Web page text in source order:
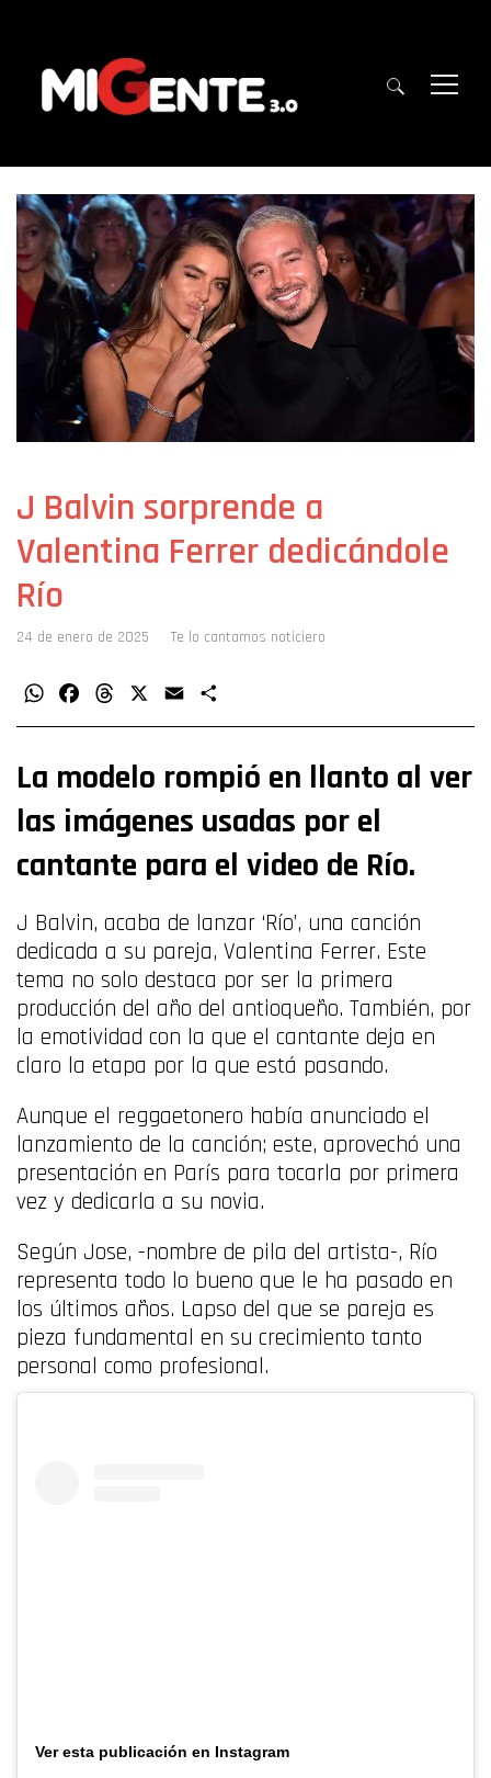
J Balvin sorprende a
Valentina Ferrer dedicándole
Río
24 de enero de 2025 Te lo cantamos noticiero
WhatsAppFacebookThreads Email
La modelo rompió en llanto al ver
las imágenes usadas por el
cantante para el video de Río.
J Balvin, acaba de lanzar ‘Río’, una canción
dedicada a su pareja, Valentina Ferrer. Este
tema no solo destaca por ser la primera
producción del año del antioqueño. También, por
la emotividad con la que el cantante deja en
claro la etapa por la que está pasando.
Aunque el reggaetonero había anunciado el
lanzamiento de la canción; este, aprovechó una
presentación en París para tocarla por primera
vez y dedicarla a su novia.
Según Jose, -nombre de pila del artista-, Río
representa todo lo bueno que le ha pasado en
los últimos años. Lapso del que se pareja es
pieza fundamental en su crecimiento tanto
personal como profesional.
Ver esta publicación en Instagram